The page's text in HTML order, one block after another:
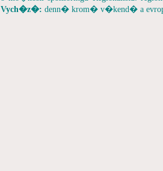
Vych�z�: denn� krom� v�kend� a